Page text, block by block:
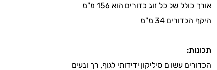
אורך כולל של כל זוג כדורים הוא 156 מ"מ
היקף הכדורים 34 מ"מ
תכונות:
הכדורים עשוים סיליקון ידידותי לגוף, רך ונעים